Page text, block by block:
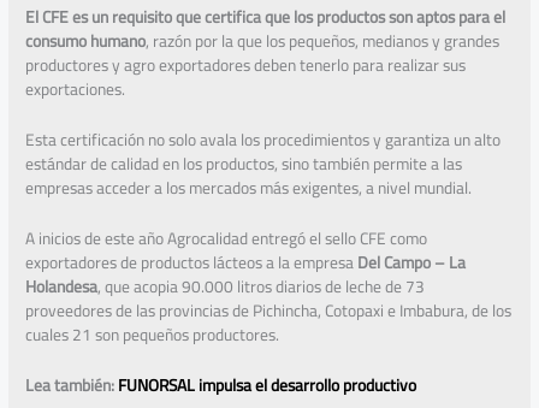
El CFE es un requisito que certifica que los productos son aptos para el
consumo humano, razón por la que los pequeños, medianos y grandes
productores y agro exportadores deben tenerlo para realizar sus
exportaciones.
Esta certificación no solo avala los procedimientos y garantiza un alto
estándar de calidad en los productos, sino también permite a las
empresas acceder a los mercados más exigentes, a nivel mundial.
A inicios de este año Agrocalidad entregó el sello CFE como
exportadores de productos lácteos a la empresaDel Campo – La
Holandesa, que acopia 90.000 litros diarios de leche de 73
proveedores de las provincias de Pichincha, Cotopaxi e Imbabura, de los
cuales 21 son pequeños productores.
Lea también:FUNORSAL impulsa el desarrollo productivo